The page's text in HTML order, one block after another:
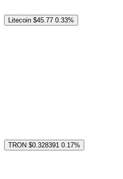
Litecoin $45.77 0.33%
TRON $0.328391 0.17%